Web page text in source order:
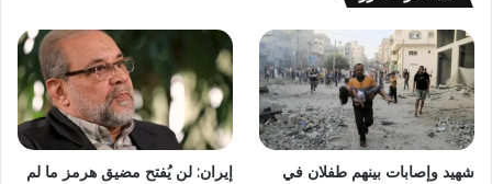
شهيد وإصابات بينهم طفلان في
إيران: لن يُفتح مضيق هرمز ما لم